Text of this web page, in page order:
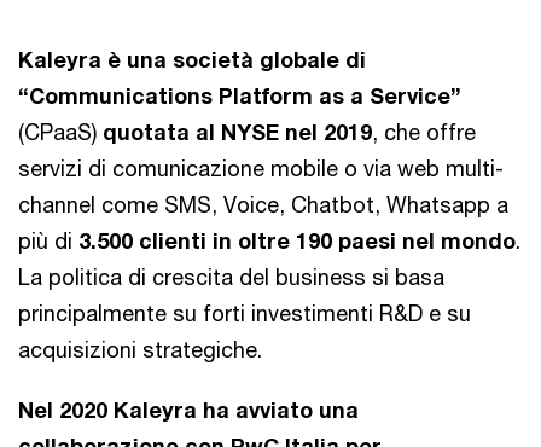
Kaleyra è una società globale di
“Communications Platform as a Service”
(CPaaS) quotata al NYSE nel 2019, che offre
servizi di comunicazione mobile o via web multi-
channel come SMS, Voice, Chatbot, Whatsapp a
più di 3.500 clienti in oltre 190 paesi nel mondo.
La politica di crescita del business si basa
principalmente su forti investimenti R&D e su
acquisizioni strategiche.
Nel 2020 Kaleyra ha avviato una